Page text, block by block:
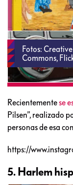
Fotos: Creative
Commons,
Recientementese
Pilsen”, realizado
personas de esa
https://
5. Harlem